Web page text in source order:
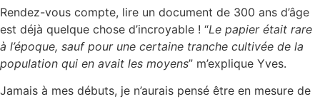
Rendez-vous compte, lire un document de 300 ans d’âge
est déjà quelque chose d’incroyable ! “Le papier était rare
à l’époque, sauf pour une certaine tranche cultivée de la
population qui en avait les moyens” m’explique Yves.
Jamais à mes débuts, je n’aurais pensé être en mesure de